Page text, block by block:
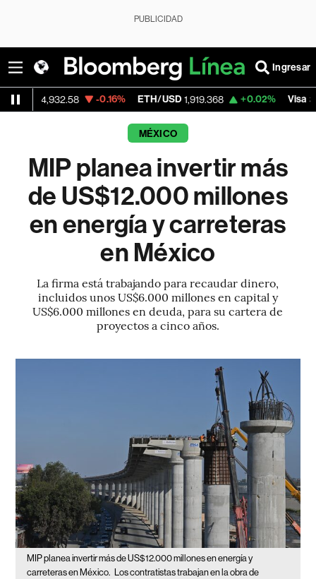
PUBLICIDAD
Ingresar
-0.16% ETH/USD 1,919.368 +0.02% Visa 362.50
MÉXICO
MIP planea invertir más
de US$12.000 millones
en energía y carreteras
en México
La firma está trabajando para recaudar dinero,
incluidos unos US$6.000 millones en capital y
US$6.000 millones en deuda, para su cartera de
proyectos a cinco años.
MIP planea invertir más de US$12.000 millones en energía y
carreteras en México. Los contratistas trabajan en la obra de